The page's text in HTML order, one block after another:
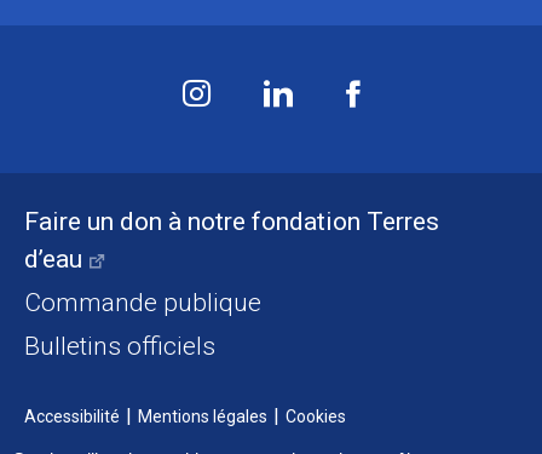
Faire un don à notre fondation Terres
d’eau
Commande publique
Bulletins officiels
Accessibilité Mentions légales Cookies